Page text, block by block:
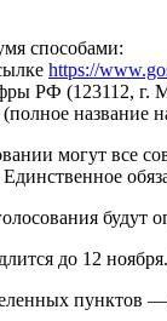
способами:
https://
РФ (123112, г.
название
могут все
будут
до 12
пунктов